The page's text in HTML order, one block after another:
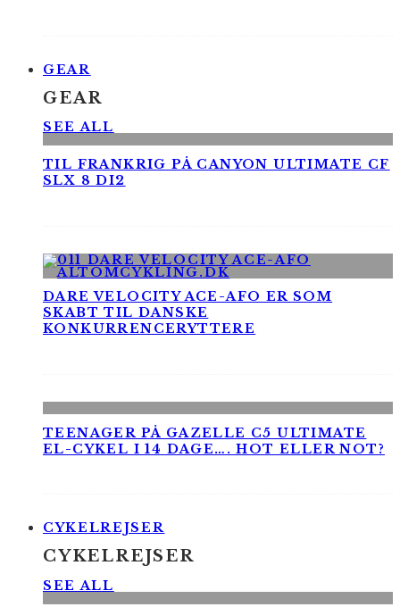
GEAR
GEAR
SEE ALL
TIL FRANKRIG PÅ CANYON ULTIMATE CF
SLX 8 DI2
DARE VELOCITY ACE-AFO ER SOM
SKABT TIL DANSKE
KONKURRENCERYTTERE
TEENAGER PÅ GAZELLE C5 ULTIMATE
EL-CYKEL I 14 DAGE…. HOT ELLER NOT?
CYKELREJSER
CYKELREJSER
SEE ALL